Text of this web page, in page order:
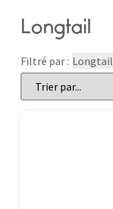
Longtail
Filtré par : Longtail